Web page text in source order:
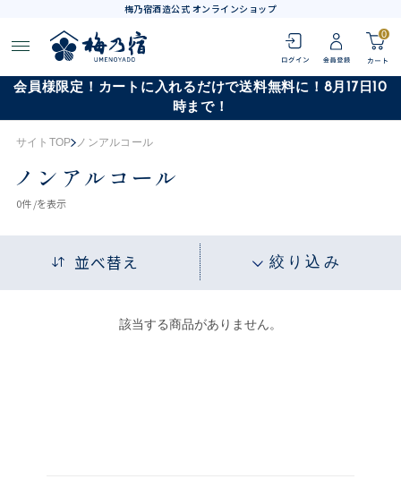
梅乃宿酒造公式 オンラインショップ
0
会員様限定！カートに入れるだけで送料無料に！8月17日10
時まで！
サイトTOP ノンアルコール
ノンアルコール
0件 /を表示
並べ替え 絞り込み
該当する商品がありません。